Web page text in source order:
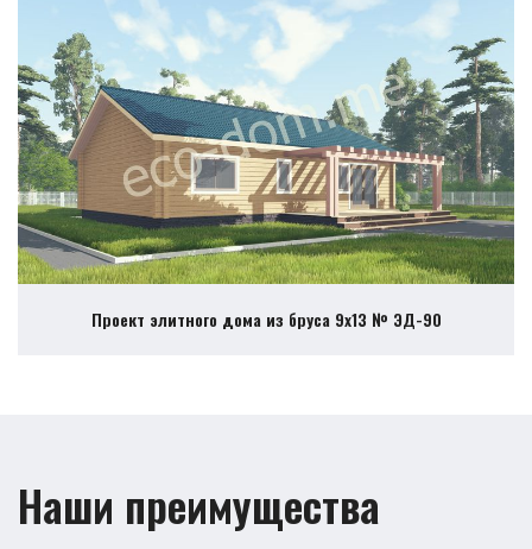
Проект элитного дома из бруса 9х13 № ЭД-90
Наши преимущества